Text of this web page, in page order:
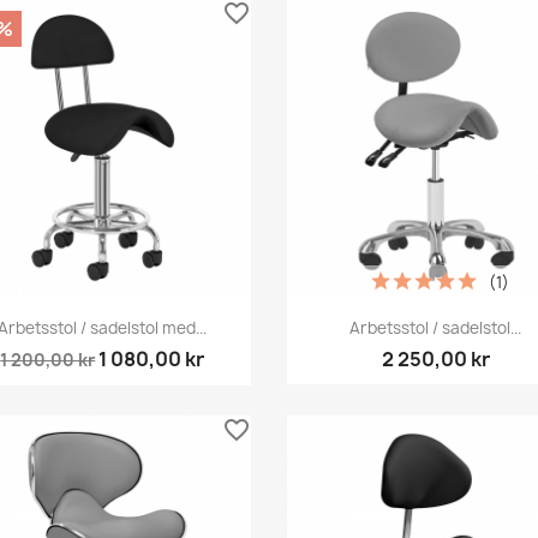
Snabbvy
/ sadelstol med...
1 200,00 kr1 080,00 kr
favorite_border
Snabbvy
Arbetsstol / sadelstol...
2 250,00 kr
(1)
favorite_border